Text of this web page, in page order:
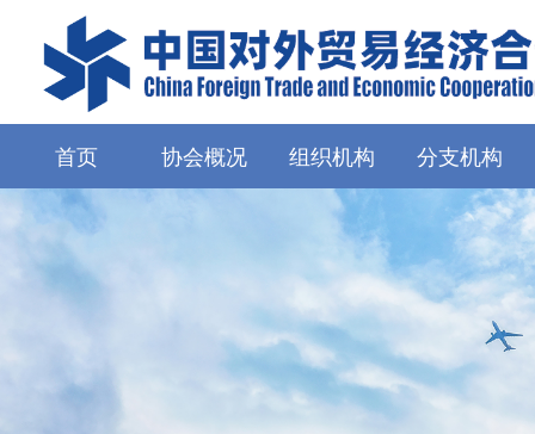
首页 协会概况 组织机构 分支机构